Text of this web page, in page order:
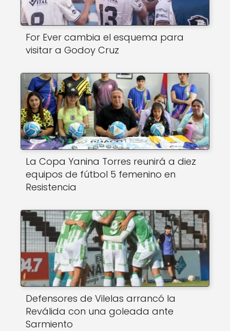
For Ever cambia el esquema para
visitar a Godoy Cruz
La Copa Yanina Torres reunirá a diez
equipos de fútbol 5 femenino en
Resistencia
Defensores de Vilelas arrancó la
Reválida con una goleada ante
Sarmiento